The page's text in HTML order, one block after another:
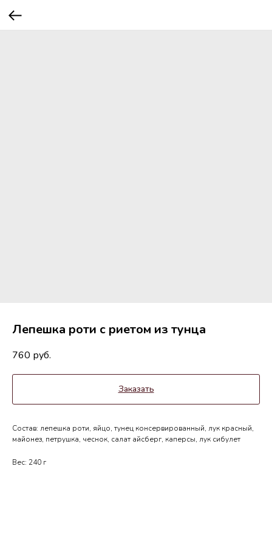
Лепешка роти с риетом из тунца
760 руб.
Заказать
Состав: лепешка роти, яйцо, тунец консервированный, лук красный,
майонез, петрушка, чеснок, салат айсберг, каперсы, лук сибулет
Вес: 240 г